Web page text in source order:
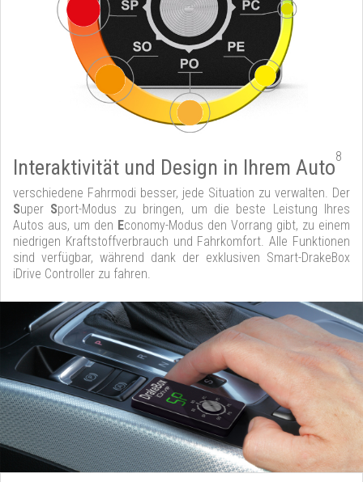
Interaktivität und Design in Ihrem Auto8
verschiedene Fahrmodi besser, jede Situation zu verwalten. Der
Super Sport-Modus zu bringen, um die beste Leistung Ihres
Autos aus, um den Economy-Modus den Vorrang gibt, zu einem
niedrigen Kraftstoffverbrauch und Fahrkomfort. Alle Funktionen
sind verfügbar, während dank der exklusiven Smart-DrakeBox
iDrive Controller zu fahren.